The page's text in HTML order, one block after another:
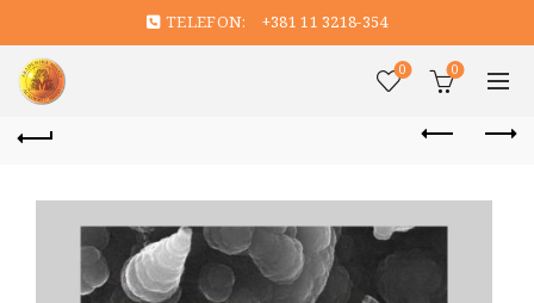
TELEFON: +381 11 3218-354
0 0